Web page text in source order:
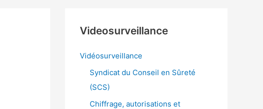
Videosurveillance
Vidéosurveillance
Syndicat du Conseil en Sûreté
(SCS)
Chiffrage, autorisations et